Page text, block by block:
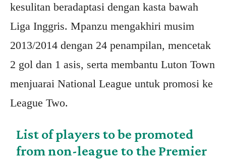
kesulitan beradaptasi dengan kasta bawah
Liga Inggris. Mpanzu mengakhiri musim
2013/2014 dengan 24 penampilan, mencetak
2 gol dan 1 asis, serta membantu Luton Town
menjuarai National League untuk promosi ke
League Two.
List of players to be promoted
from non-league to the Premier